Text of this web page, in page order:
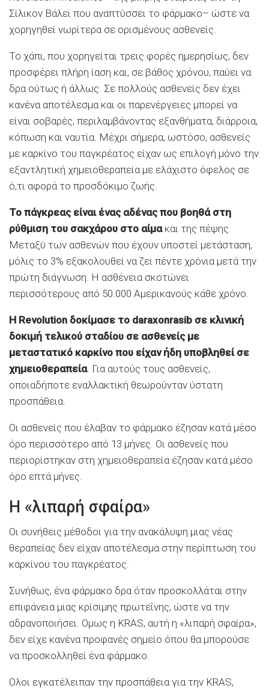
Σίλικον Βάλεϊ που αναπτύσσει το φάρμακο– ώστε να
χορηγηθεί νωρίτερα σε ορισμένους ασθενείς.
Το χάπι, που χορηγείται τρεις φορές ημερησίως, δεν
προσφέρει πλήρη ίαση και, σε βάθος χρόνου, παύει να
δρα ούτως ή άλλως. Σε πολλούς ασθενείς δεν έχει
κανένα αποτέλεσμα και οι παρενέργειες μπορεί να
είναι σοβαρές, περιλαμβάνοντας εξανθήματα, διάρροια,
κόπωση και ναυτία. Μέχρι σήμερα, ωστόσο, ασθενείς
με καρκίνο του παγκρέατος είχαν ως επιλογή μόνο την
εξαντλητική χημειοθεραπεία με ελάχιστο όφελος σε
ό,τι αφορά το προσδόκιμο ζωής.
Το πάγκρεας είναι ένας αδένας που βοηθά στη
ρύθμιση του σακχάρου στο αίμακαι της πέψης.
Μεταξύ των ασθενών που έχουν υποστεί μετάσταση,
μόλις το 3% εξακολουθεί να ζει πέντε χρόνια μετά την
πρώτη διάγνωση. Η ασθένεια σκοτώνει
περισσότερους από 50.000 Αμερικανούς κάθε χρόνο.
Η Revolution δοκίμασε το daraxonrasib σε κλινική
δοκιμή τελικού σταδίου σε ασθενείς με
μεταστατικό καρκίνο που είχαν ήδη υποβληθεί σε
χημειοθεραπεία. Για αυτούς τους ασθενείς,
οποιαδήποτε εναλλακτική θεωρούνταν ύστατη
προσπάθεια.
Οι ασθενείς που έλαβαν το φάρμακο έζησαν κατά μέσο
όρο περισσότερο από 13 μήνες. Οι ασθενείς που
περιορίστηκαν στη χημειοθεραπεία έζησαν κατά μέσο
όρο επτά μήνες.
Η «λιπαρή σφαίρα»
Οι συνήθεις μέθοδοι για την ανακάλυψη μιας νέας
θεραπείας δεν είχαν αποτέλεσμα στην περίπτωση του
καρκίνου του παγκρέατος.
Συνήθως, ένα φάρμακο δρα όταν προσκολλάται στην
επιφάνεια μιας κρίσιμης πρωτεΐνης, ώστε να την
αδρανοποιήσει. Ομως η KRAS, αυτή η «λιπαρή σφαίρα»,
δεν είχε κανένα προφανές σημείο όπου θα μπορούσε
να προσκολληθεί ένα φάρμακο.
Ολοι εγκατέλειπαν την προσπάθεια για την KRAS,